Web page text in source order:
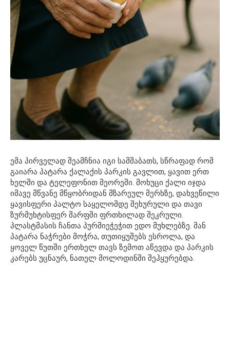
ემა პირველად შეამჩნია იგი სამშაბათს, სწრაფად რომ
გაიარა პატარა ქალაქის პარკის გავლით, ყავით ერთ
ხელში და ტელეფონით მეორეში. მოხუცი ქალი იჯდა
იმავე მწვანე მწყობრიდან მზარეულ მერხზე, დახვეწილი
ყავისფერი პალტო საყელომდე შეხურული და თავი
ზურმუხტისფერ შარფში ფრთხილად შეკრული.
პლასტმასის ჩანთა პურმიეჭეჭით ედო მუხლებზე. მან
პატარა ნაჭრები მოჭრა, თუთიყუშებს ესროლა, და
ყოველ წუთში ერთხელ თავს ზემოთ აწევდა და პარკის
კარებს უცნაურ, ნათელ მოლოდინში შეჰყურებდა.